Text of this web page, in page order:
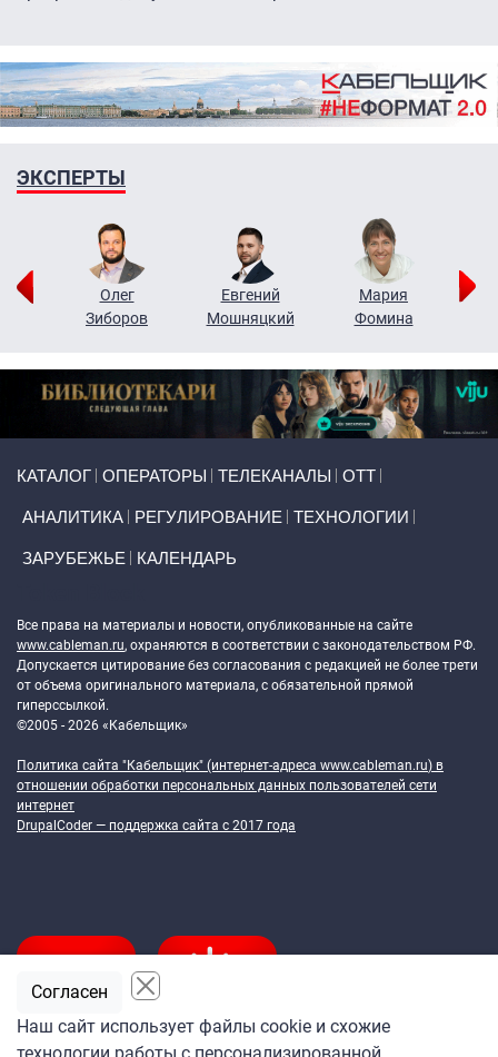
ЭКСПЕРТЫ
Олег
Зиборов
Евгений
Мошняцкий
Мария
Фомина
КАТАЛОГ ОПЕРАТОРЫ ТЕЛЕКАНАЛЫ ОТТ
АНАЛИТИКА РЕГУЛИРОВАНИЕ ТЕХНОЛОГИИ
ЗАРУБЕЖЬЕ КАЛЕНДАРЬ
Все права на материалы и новости, опубликованные на сайте
www.cableman.ru, охраняются в соответствии с законодательством РФ.
Допускается цитирование без согласования с редакцией не более трети
от объема оригинального материала, с обязательной прямой
гиперссылкой.
©2005 - 2026 «Кабельщик»
Политика сайта "Кабельщик" (интернет-адреса www.cableman.ru) в
отношении обработки персональных данных пользователей сети
интернет
DrupalCoder — поддержка сайта c 2017 года
Наш сайт использует файлы cookie и схожие
Согласен